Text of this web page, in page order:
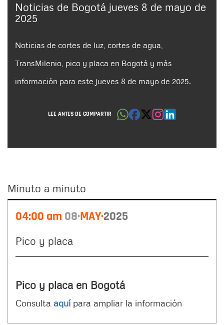
Noticias de Bogotá jueves 8 de mayo de
2025
Noticias de cortes de luz, cortes de agua,
TransMilenio, pico y placa en Bogotá y más
información para este jueves 8 de mayo de 2025.
LEE ANTES DE COMPARTIR
Minuto a minuto
04:00 am 08 MAY 2025
Pico y placa
Pico y placa en Bogotá
Consulta aquí para ampliar la información